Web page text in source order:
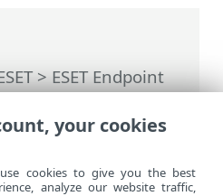
>ESET Endpoint
Endpoint Security
clave de licencia
your cookies
cookies to give you the best
analyze our website traffic,